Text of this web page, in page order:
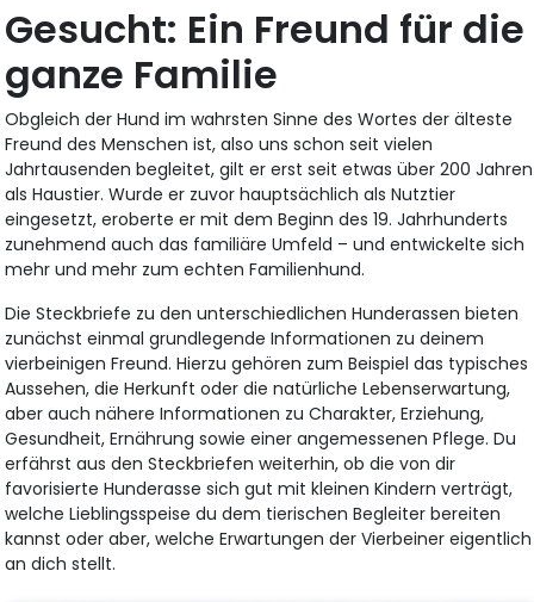
Gesucht: Ein Freund für die
ganze Familie
Obgleich der Hund im wahrsten Sinne des Wortes der älteste
Freund des Menschen ist, also uns schon seit vielen
Jahrtausenden begleitet, gilt er erst seit etwas über 200 Jahren
als Haustier. Wurde er zuvor hauptsächlich als Nutztier
eingesetzt, eroberte er mit dem Beginn des 19. Jahrhunderts
zunehmend auch das familiäre Umfeld – und entwickelte sich
mehr und mehr zum echten Familienhund.
Die Steckbriefe zu den unterschiedlichen Hunderassen bieten
zunächst einmal grundlegende Informationen zu deinem
vierbeinigen Freund. Hierzu gehören zum Beispiel das typisches
Aussehen, die Herkunft oder die natürliche Lebenserwartung,
aber auch nähere Informationen zu Charakter, Erziehung,
Gesundheit, Ernährung sowie einer angemessenen Pflege. Du
erfährst aus den Steckbriefen weiterhin, ob die von dir
favorisierte Hunderasse sich gut mit kleinen Kindern verträgt,
welche Lieblingsspeise du dem tierischen Begleiter bereiten
kannst oder aber, welche Erwartungen der Vierbeiner eigentlich
an dich stellt.